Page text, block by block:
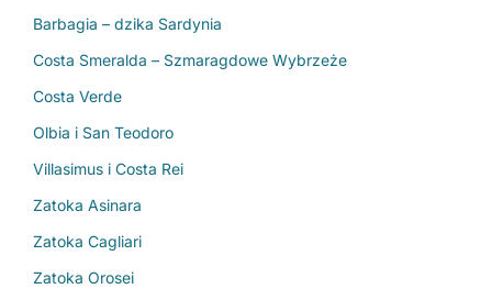
Barbagia – dzika Sardynia
Costa Smeralda – Szmaragdowe Wybrzeże
Costa Verde
Olbia i San Teodoro
Villasimus i Costa Rei
Zatoka Asinara
Zatoka Cagliari
Zatoka Orosei